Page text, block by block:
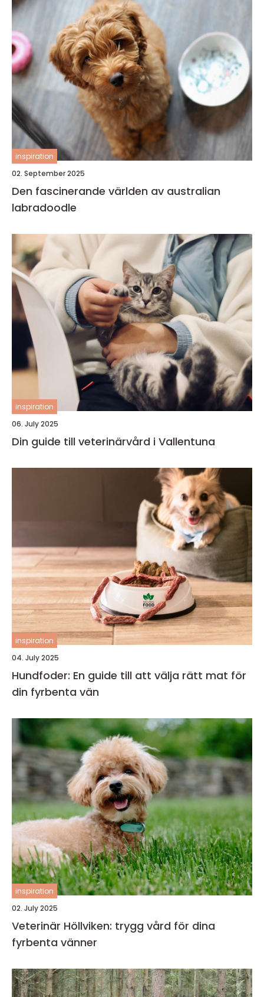
inspiration
02. September 2025
Den fascinerande världen av australian
labradoodle
inspiration
06. July 2025
Din guide till veterinärvård i Vallentuna
inspiration
04. July 2025
Hundfoder: En guide till att välja rätt mat för
din fyrbenta vän
inspiration
02. July 2025
Veterinär Höllviken: trygg vård för dina
fyrbenta vänner